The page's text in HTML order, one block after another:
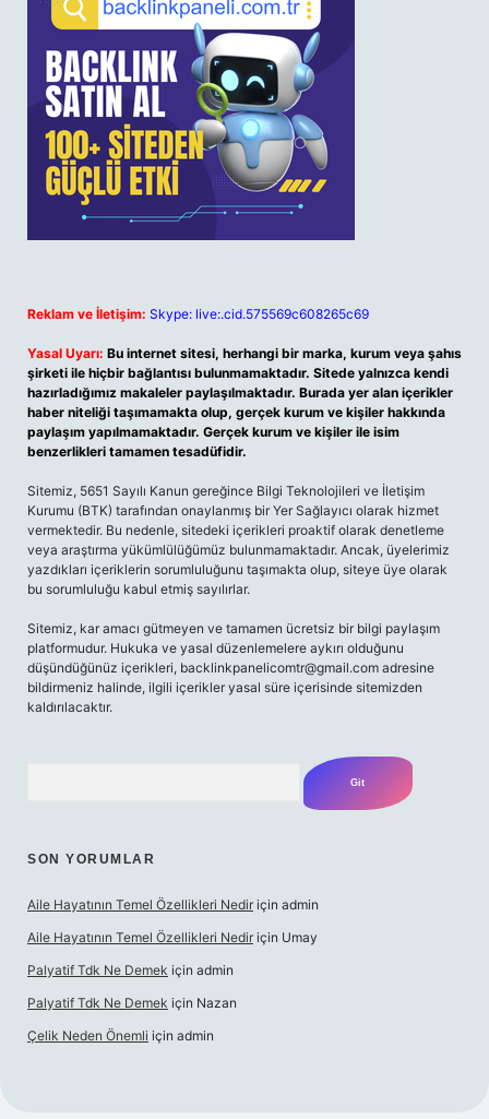
Reklam ve İletişim: Skype: live:.cid.575569c608265c69
Yasal Uyarı: Bu internet sitesi, herhangi bir marka, kurum veya şahıs
şirketi ile hiçbir bağlantısı bulunmamaktadır. Sitede yalnızca kendi
hazırladığımız makaleler paylaşılmaktadır. Burada yer alan içerikler
haber niteliği taşımamakta olup, gerçek kurum ve kişiler hakkında
paylaşım yapılmamaktadır. Gerçek kurum ve kişiler ile isim
benzerlikleri tamamen tesadüfidir.
Sitemiz, 5651 Sayılı Kanun gereğince Bilgi Teknolojileri ve İletişim
Kurumu (BTK) tarafından onaylanmış bir Yer Sağlayıcı olarak hizmet
vermektedir. Bu nedenle, sitedeki içerikleri proaktif olarak denetleme
veya araştırma yükümlülüğümüz bulunmamaktadır. Ancak, üyelerimiz
yazdıkları içeriklerin sorumluluğunu taşımakta olup, siteye üye olarak
bu sorumluluğu kabul etmiş sayılırlar.
Sitemiz, kar amacı gütmeyen ve tamamen ücretsiz bir bilgi paylaşım
platformudur. Hukuka ve yasal düzenlemelere aykırı olduğunu
düşündüğünüz içerikleri, backlinkpanelicomtr@gmail.com adresine
bildirmeniz halinde, ilgili içerikler yasal süre içerisinde sitemizden
kaldırılacaktır.
SON YORUMLAR
Aile Hayatının Temel Özellikleri Nedir için admin
Aile Hayatının Temel Özellikleri Nedir için Umay
Palyatif Tdk Ne Demek için admin
Palyatif Tdk Ne Demek için Nazan
Çelik Neden Önemli için admin